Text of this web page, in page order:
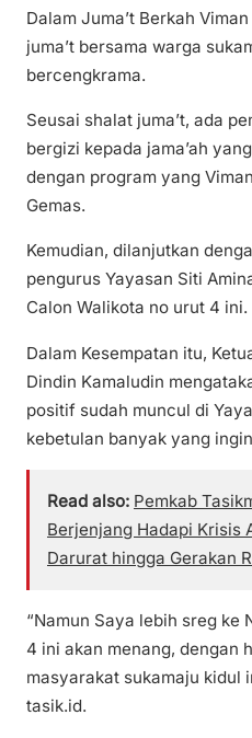
Dalam Juma’t Berkah
juma’t bersama warga
bercengkrama.
Seusai shalat juma’t, ada
bergizi kepada jama’ah
dengan program yang
Gemas.
Kemudian, dilanjutkan
pengurus Yayasan Siti
Calon Walikota no urut 4 ini.
Dalam Kesempatan itu,
Dindin Kamaludin
positif sudah muncul di
kebetulan banyak yang
Read also: Pemkab
Berjenjang Hadapi Krisis
Darurat hingga Gerakan
“Namun Saya lebih sreg ke
4 ini akan menang, dengan
masyarakat sukamaju kidul
tasik.id.